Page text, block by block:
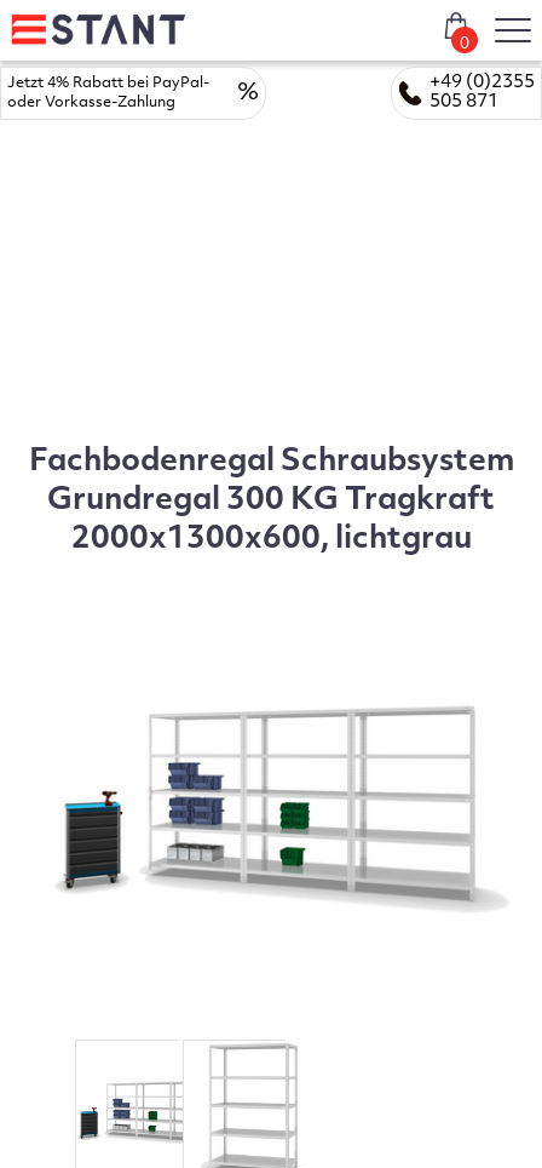
+49 (0)2355
505 871
Jetzt 4% Rabatt bei PayPal-
oder Vorkasse-Zahlung
%
0
Fachbodenregal Schraubsystem
Grundregal 300 KG Tragkraft
2000x1300x600, lichtgrau